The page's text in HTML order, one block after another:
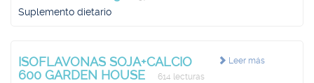
Suplemento dietario
Leer más
ISOFLAVONAS SOJA+CALCIO
600 GARDEN HOUSE
614 lecturas